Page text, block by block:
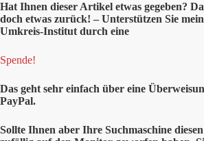
Hat Ihnen dieserArtikel etwas gegeben?
doch etwas zurück! – Unterstützen Sie
Umkreis-Institut durch eine
Spende!
Das geht sehr einfach über eine
PayPal.
Sollte Ihnen aber Ihre Suchmaschine